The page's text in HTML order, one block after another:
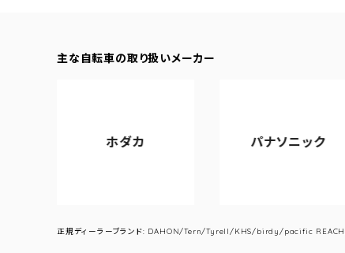
主な自転車の取り扱いメーカー
ホダカ パナソニック
正規ディーラーブランド: DAHON/Tern/Tyrell/KHS/birdy/pacific